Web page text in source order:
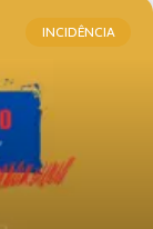
INCIDÊNCIA